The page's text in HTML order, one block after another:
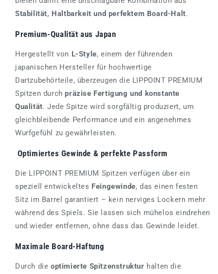
Stabilität, Haltbarkeit und perfektem Board-Halt.
Premium-Qualität aus Japan
Hergestellt von L-Style, einem der führenden
japanischen Hersteller für hochwertige
Dartzubehörteile, überzeugen die LIPPOINT PREMIUM
Spitzen durchpräzise Fertigung und konstante
Qualität. Jede Spitze wird sorgfältig produziert, um
gleichbleibende Performance und ein angenehmes
Wurfgefühl zu gewährleisten.
Optimiertes Gewinde & perfekte Passform
Die LIPPOINT PREMIUM Spitzen verfügen über ein
speziell entwickeltes Feingewinde, das einen festen
Sitz im Barrel garantiert – kein nerviges Lockern mehr
während des Spiels. Sie lassen sich mühelos eindrehen
und wieder entfernen, ohne dass das Gewinde leidet.
Maximale Board-Haftung
Durch die optimierte Spitzenstruktur halten die